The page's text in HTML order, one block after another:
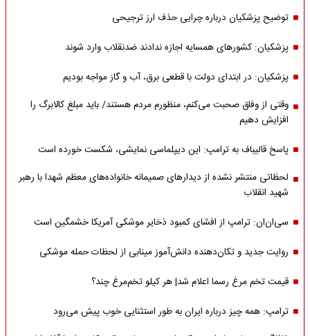
توضیح پزشکیان درباره چرایی حذف ارز ترجیحی
پزشکیان: کشورهای همسایه اجازه ندادند ضدنقلاب وارد شوند
پزشکیان: در ابتدای دولت با قطعی برق، آب و گاز مواجه بودیم
وقتی از وفاق صحبت می‌کنم، منظورم مردم هستند/ باید مبلغ کالابرگ را
افزایش دهیم
پاسخ قالیباف به ترامپ: این دیپلماسی نمایشی، شکست خورده است
لحظاتی منتشر نشده از دیدارهای صمیمانه خانواده‌های معظم شهدا با رهبر
شهید انقلاب
سی‌ان‌ان: ترامپ از افشای کمبود ذخایر موشکی آمریکا خشمگین است
روایت جدید و تکان‌دهنده دانش‌آموز مینابی از لحظات حمله موشکی
قیمت تخم مرغ رسما اعلام شد| هر کیلو تخم‌مرغ چند؟
ترامپ: همه چیز درباره ایران به طور استثنایی خوب پیش می‌رود